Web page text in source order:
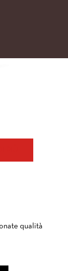
qualità